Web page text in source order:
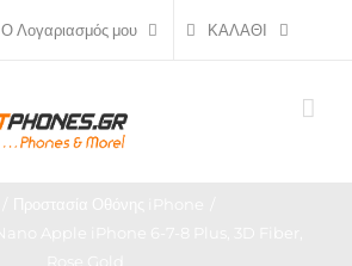
Ο Λογαριασμός μου ΚΑΛΆΘΙ